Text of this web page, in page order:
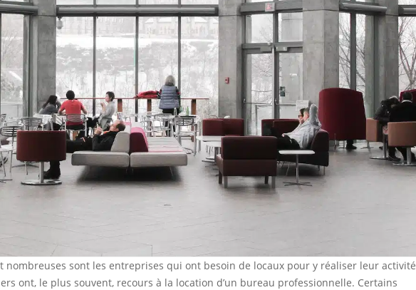
nombreuses sont les entreprises qui ont besoin de locaux pour y réaliser leur activité
ont, le plus souvent, recours à la location d’un bureau professionnelle. Certains